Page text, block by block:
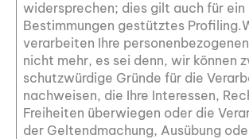
widersprechen; dies gilt auch für ein
Bestimmungen gestütztes
verarbeiten Ihre
nicht mehr, es sei denn, wir können
schutzwürdige Gründe für die
nachweisen, die Ihre Interessen,
Freiheiten überwiegen oder die
der Geltendmachung, Ausübung